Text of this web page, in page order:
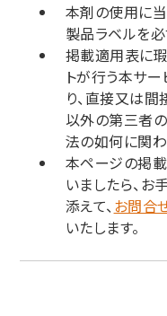
本剤の使用に
製品ラベルを必
掲載適用表に
トが行う本サ
り、直接又は
以外の第三者
法の如何に関わ
本ページの掲
いましたら、お
添えて、お問合
いたします。